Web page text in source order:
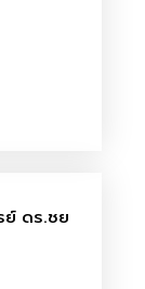
ย์ ดร.ชย